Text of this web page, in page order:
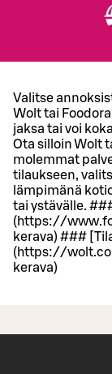
Valitse
Wolt tai
jaksa tai voi
Ota silloin Wolt
molemmat
tilaukseen,
lämpimänä
tai ystävälle.
(https://
kerava) ###
(https://
kerava)